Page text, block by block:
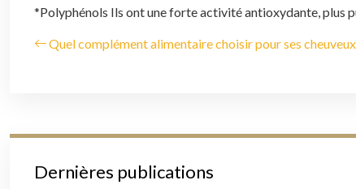
*Polyphénols Ils ont une forte activité antioxydante, plus
Quel complément alimentaire choisir pour ses cheuveux
Dernières publications